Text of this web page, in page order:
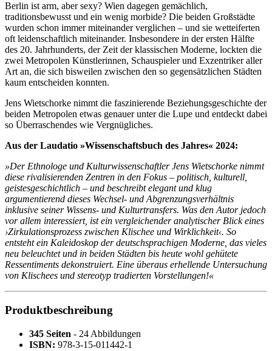
Berlin ist arm, aber sexy? Wien dagegen gemächlich,
traditionsbewusst und ein wenig morbide? Die beiden Großstädte
wurden schon immer miteinander verglichen – und sie wetteiferten
oft leidenschaftlich miteinander. Insbesondere in der ersten Hälfte
des 20. Jahrhunderts, der Zeit der klassischen Moderne, lockten die
zwei Metropolen Künstlerinnen, Schauspieler und Exzentriker aller
Art an, die sich bisweilen zwischen den so gegensätzlichen Städten
kaum entscheiden konnten.
Jens Wietschorke nimmt die faszinierende Beziehungsgeschichte der
beiden Metropolen etwas genauer unter die Lupe und entdeckt dabei
so Überraschendes wie Vergnügliches.
Aus der Laudatio »Wissenschaftsbuch des Jahres« 2024:
»Der Ethnologe und Kulturwissenschaftler Jens Wietschorke nimmt
diese rivalisierenden Zentren in den Fokus – politisch, kulturell,
geistesgeschichtlich – und beschreibt elegant und klug
argumentierend dieses Wechsel- und Abgrenzungsverhältnis
inklusive seiner Wissens- und Kulturtransfers. Was den Autor jedoch
vor allem interessiert, ist ein vergleichender analytischer Blick eines
›Zirkulationsprozess zwischen Klischee und Wirklichkeit‹. So
entsteht ein Kaleidoskop der deutschsprachigen Moderne, das vieles
neu beleuchtet und in beiden Städten bis heute wohl gehütete
Ressentiments dekonstruiert. Eine überaus erhellende Untersuchung
von Klischees und stereotyp tradierten Vorstellungen!«
Produktbeschreibung
345 Seiten - 24 Abbildungen
ISBN: 978-3-15-011442-1